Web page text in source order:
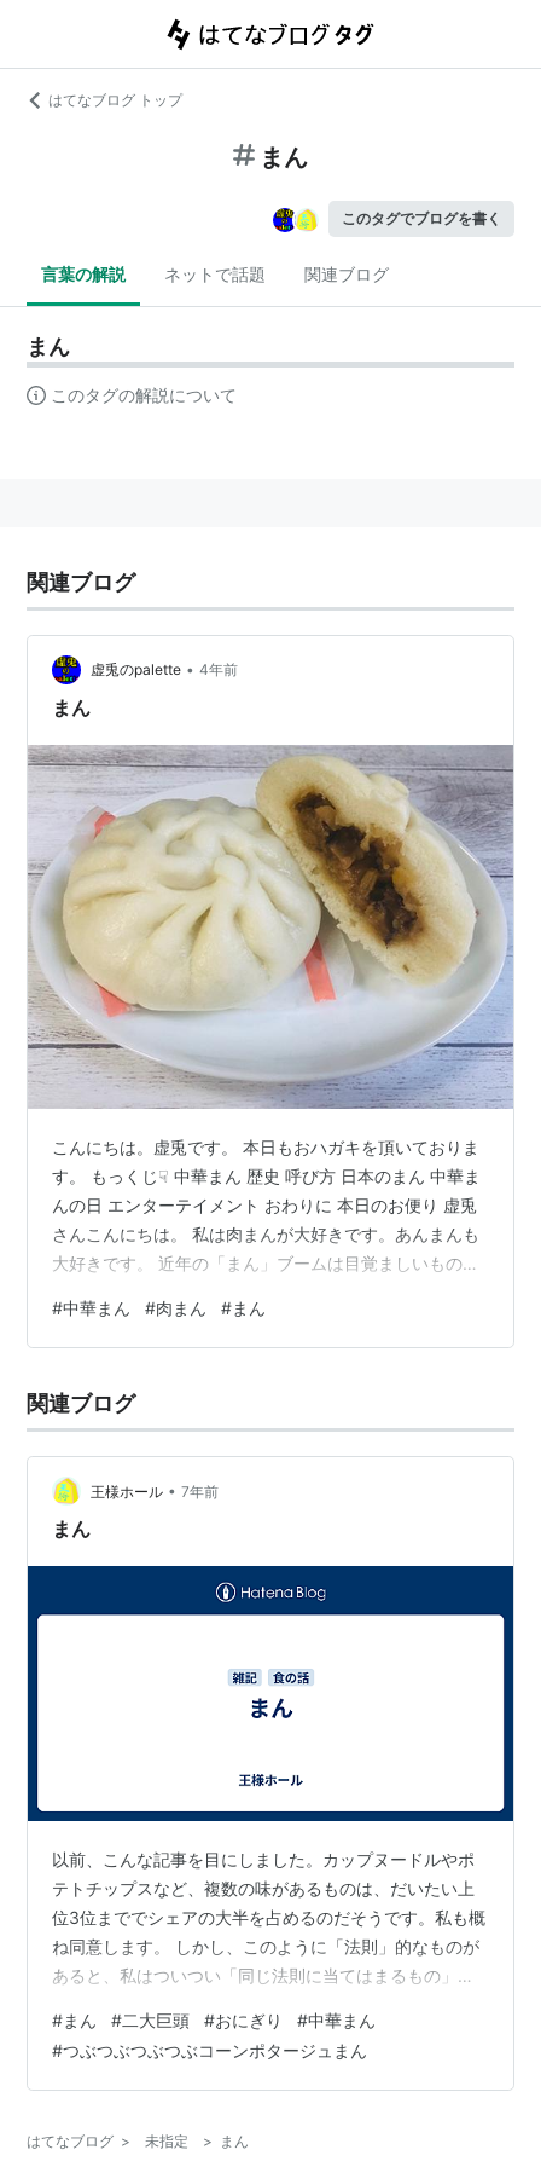
はてなブログ トップ
まん
このタグでブログを書く
言葉の解説 ネットで話題 関連ブログ
まん
このタグの解説について
関連ブログ
虚兎のpalette • 4年前
まん
こんにちは。虚兎です。 本日もおハガキを頂いておりま
す。 もっくじ☟ 中華まん 歴史 呼び方 日本のまん 中華ま
んの日 エンターテイメント おわりに 本日のお便り 虚兎
さんこんにちは。 私は肉まんが大好きです。あんまんも
大好きです。 近年の「まん」ブームは目覚ましいものが
狭しと並び、その目は未来を見つめ、キラキラと輝いて
おります。 しかし そんな純真無垢な「まん」達が活躍で
季節になると、スーパーもコンビニも急に手のひらを返
したように「まん」達の撤去をはじめます。 コンビニの
#中華まん #肉まん #まん
関連ブログ
王様ホール • 7年前
まん
以前、こんな記事を目にしました。カップヌードルやポ
テトチップスなど、複数の味があるものは、だいたい上
位3位まででシェアの大半を占めるのだそうです。私も概
ね同意します。 しかし、このように「法則」的なものが
あると、私はついつい「同じ法則に当てはまるもの」や
方のクセみたいなもんです。職業病とも言う。というわ
けで、便乗して私の意見を述べます。 当てはまるもの、
当てはまらないもの、色々ありますが、「トップ3」でも
巨頭」という図式も存在します。 その1 おにぎりの具：
#まん #二大巨頭 #おにぎり #中華まん
#つぶつぶつぶつぶコーンポタージュまん
はてなブログ > 未指定 > まん